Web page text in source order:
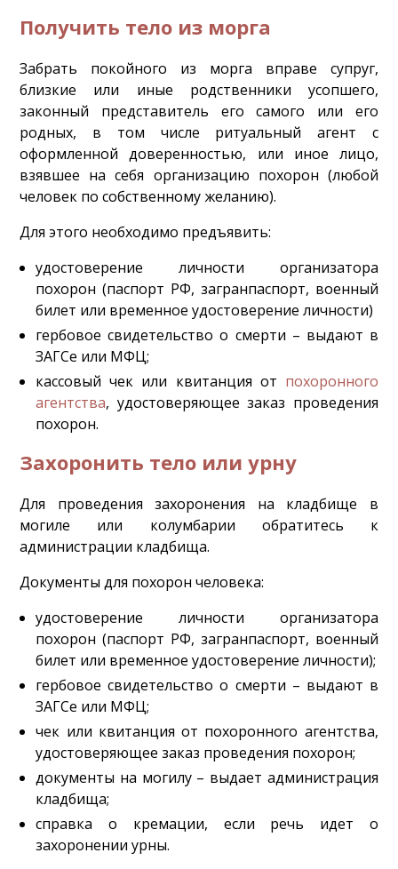
Получить тело из морга
Забрать покойного из морга вправе супруг,
близкие или иные родственники усопшего,
законный представитель его самого или его
родных, в том числе ритуальный агент с
оформленной доверенностью, или иное лицо,
взявшее на себя организацию похорон (любой
человек по собственному желанию).
Для этого необходимо предъявить:
удостоверение личности организатора
похорон (паспорт РФ, загранпаспорт, военный
билет или временное удостоверение личности)
гербовое свидетельство о смерти – выдают в
ЗАГСе или МФЦ;
кассовый чек или квитанция от похоронного
агентства, удостоверяющее заказ проведения
похорон.
Захоронить тело или урну
Для проведения захоронения на кладбище в
могиле или колумбарии обратитесь к
администрации кладбища.
Документы для похорон человека:
удостоверение личности организатора
похорон (паспорт РФ, загранпаспорт, военный
билет или временное удостоверение личности);
гербовое свидетельство о смерти – выдают в
ЗАГСе или МФЦ;
чек или квитанция от похоронного агентства,
удостоверяющее заказ проведения похорон;
документы на могилу – выдает администрация
кладбища;
справка о кремации, если речь идет о
захоронении урны.